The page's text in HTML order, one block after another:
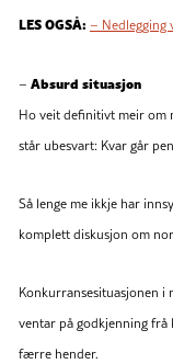
LES OGSÅ: – Nedlegging
– Absurd situasjon
Ho veit definitivt meir om
står ubesvart: Kvar går
Så lenge me ikkje har
komplett diskusjon om
Konkurransesituasjonen i
ventar på godkjenning
færre hender.